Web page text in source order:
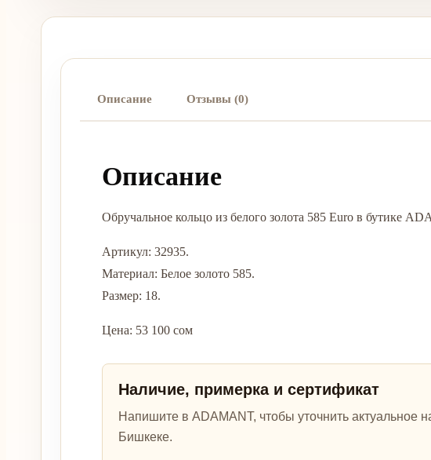
Описание Отзывы (0)
Описание
Обручальное кольцо из белого золота 585 Euro в бутике
Артикул: 32935.
Материал: Белое золото 585.
Размер: 18.
Цена: 53 100 сом
Наличие, примерка и сертификат
Напишите в ADAMANT, чтобы уточнить актуальное
Бишкеке.